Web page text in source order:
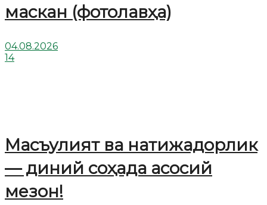
маскан (фотолавҳа)
04.08.2026
14
Масъулият ва натижадорлик
— диний соҳада асосий
мезон!